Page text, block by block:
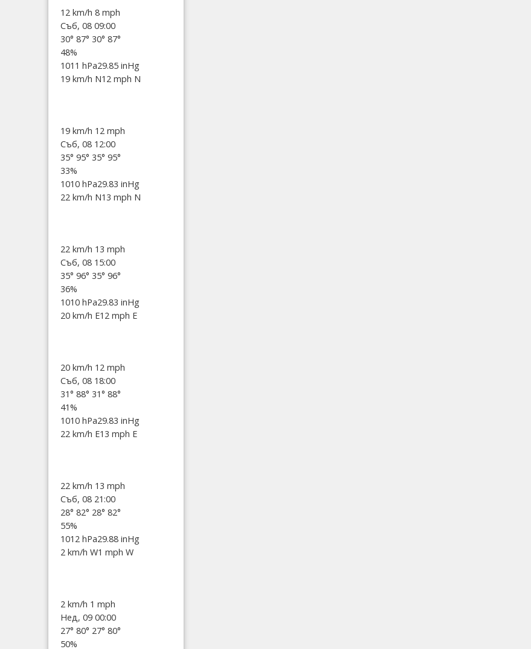
12 km/h 8 mph
Съб, 08 09:00
30° 87° 30° 87°
48%
1011 hPa29.85 inHg
19 km/h N12 mph N
19 km/h 12 mph
Съб, 08 12:00
35° 95° 35° 95°
33%
1010 hPa29.83 inHg
22 km/h N13 mph N
22 km/h 13 mph
Съб, 08 15:00
35° 96° 35° 96°
36%
1010 hPa29.83 inHg
20 km/h E12 mph E
20 km/h 12 mph
Съб, 08 18:00
31° 88° 31° 88°
41%
1010 hPa29.83 inHg
22 km/h E13 mph E
22 km/h 13 mph
Съб, 08 21:00
28° 82° 28° 82°
55%
1012 hPa29.88 inHg
2 km/h W1 mph W
2 km/h 1 mph
Нед, 09 00:00
27° 80° 27° 80°
50%